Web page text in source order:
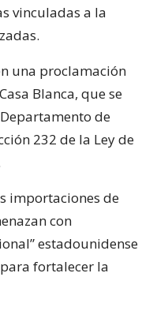
vinculadas a la
una proclamación
Blanca, que se
de
232 de la Ley de
importaciones de
con
estadounidense
fortalecer la